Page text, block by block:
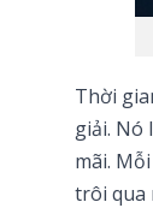
Thời
giải. Nó
mãi.
trôi qua